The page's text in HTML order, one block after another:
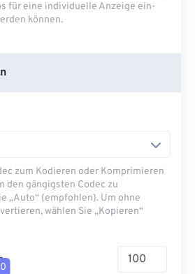
für eine individuelle Anzeige ein-
können.
zum Kodieren oder Komprimieren
den gängigsten Codec zu
„Auto“ (empfohlen). Um ohne
wählen Sie „Kopieren“